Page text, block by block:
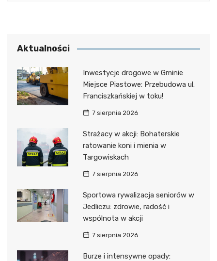
Aktualności
Inwestycje drogowe w Gminie
Miejsce Piastowe: Przebudowa ul.
Franciszkańskiej w toku!
7 sierpnia 2026
Strażacy w akcji: Bohaterskie
ratowanie koni i mienia w
Targowiskach
7 sierpnia 2026
Sportowa rywalizacja seniorów w
Jedliczu: zdrowie, radość i
wspólnota w akcji
7 sierpnia 2026
Burze i intensywne opady: